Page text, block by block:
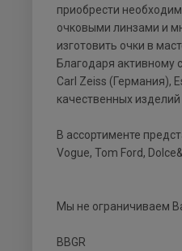
приобрести
очковыми линзами и
изготовить очки в
Благодаря активному
Carl Zeiss
качественных
В ассортименте
Vogue, Tom Ford,
Мы не ограничиваем
BBGR